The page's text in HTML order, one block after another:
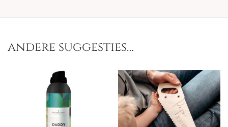
andere suggesties…